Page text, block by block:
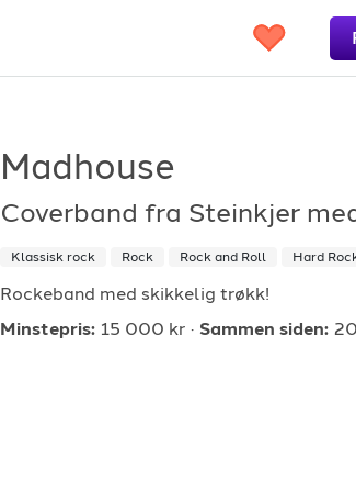
For musiker
Hvordan fungerer det?
Registrer solist eller band
Madhouse
Coverband fra Steinkjer
Klassisk rock Rock Rock and Roll Hard
Rockeband med skikkelig trøkk!
Minstepris: 15 000 kr Sammen siden: